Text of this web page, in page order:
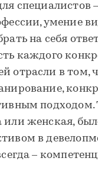
специалистов
умение
на себя
каждого
отрасли в том,
подходом.
женская,
в
–